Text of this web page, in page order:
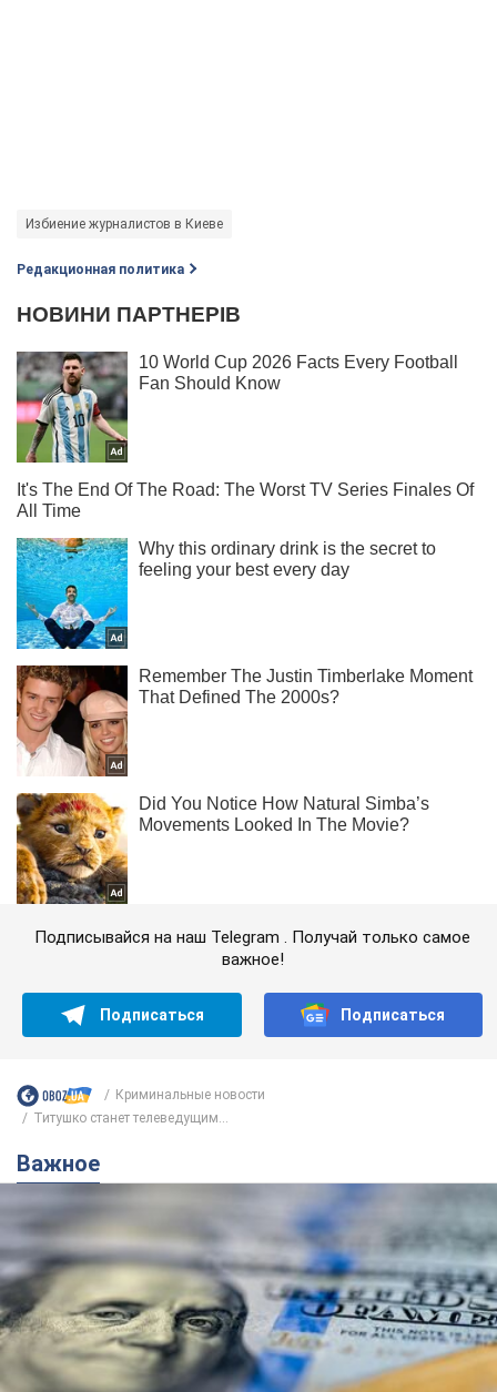
Избиение журналистов в Киеве
Редакционная политика
Подписывайся на наш Telegram . Получай только самое
важное!
Подписаться Подписаться
Криминальные новости
Титушко станет телеведущим...
Важное